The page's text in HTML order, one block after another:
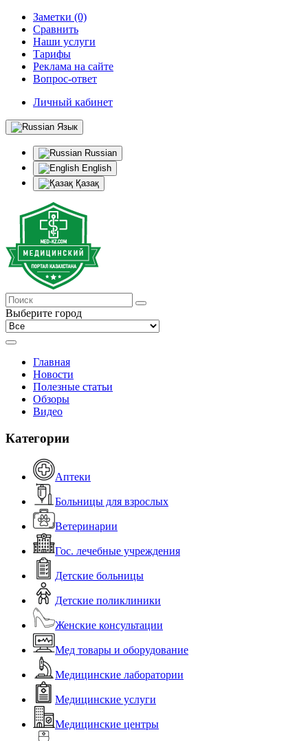
Заметки (0)
Сравнить
Наши услуги
Тарифы
Реклама на сайте
Вопрос-ответ
Личный кабинет
Язык
Russian
English
Қазақ
Выберите город
Главная
Новости
Полезные статьи
Обзоры
Видео
Категории
Аптеки
Больницы для взрослых
Ветеринарии
Гос. лечебные учреждения
Детские больницы
Детские поликлиники
Женские консультации
Мед товары и оборудование
Медицинские лаборатории
Медицинские услуги
Медицинские центры